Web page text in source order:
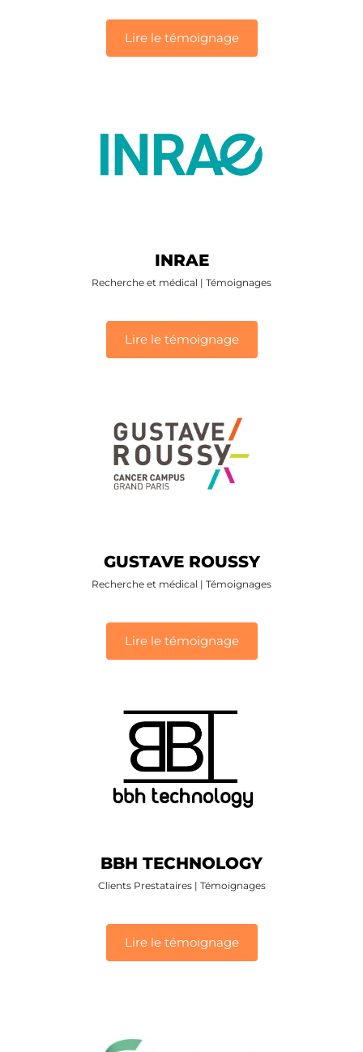
Lire le témoignage
INRAE
Recherche et médical | Témoignages
Lire le témoignage
GUSTAVE ROUSSY
Recherche et médical | Témoignages
Lire le témoignage
BBH TECHNOLOGY
Clients Prestataires| Témoignages
Lire le témoignage